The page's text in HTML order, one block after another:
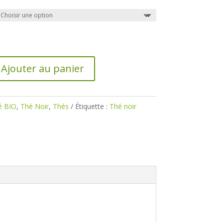
prix :
Ajouter au panier
BIO, Thé Noir, Thés Étiquette : Thé noir